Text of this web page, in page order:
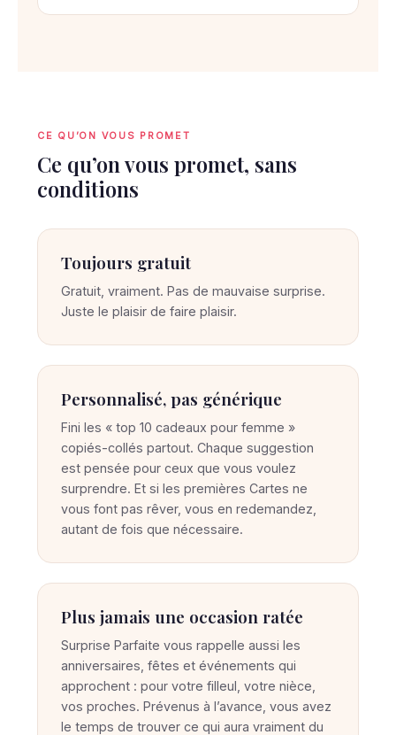
CE QU’ON VOUS PROMET
Ce qu’on vous promet, sans
conditions
Toujours gratuit
Gratuit, vraiment. Pas de mauvaise surprise.
Juste le plaisir de faire plaisir.
Personnalisé, pas générique
Fini les « top 10 cadeaux pour femme »
copiés-collés partout. Chaque suggestion
est pensée pour ceux que vous voulez
surprendre. Et si les premières Cartes ne
vous font pas rêver, vous en redemandez,
autant de fois que nécessaire.
Plus jamais une occasion ratée
Surprise Parfaite vous rappelle aussi les
anniversaires, fêtes et événements qui
approchent : pour votre filleul, votre nièce,
vos proches. Prévenus à l’avance, vous avez
le temps de trouver ce qui aura vraiment du